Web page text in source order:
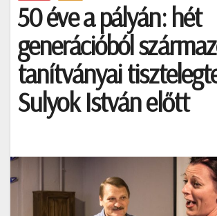
50 éve a pályán: hét
generációból
tanítványai
Sulyok István előtt